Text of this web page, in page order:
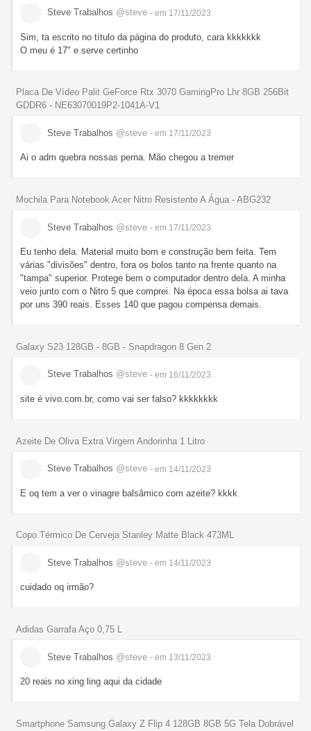
Steve Trabalhos @steve - em 17/11/2023
Sim, ta escrito no título da página do produto, cara kkkkkkk
O meu é 17" e serve certinho
Placa De Vídeo Palit GeForce Rtx 3070 GamingPro Lhr 8GB 256Bit
GDDR6 - NE63070019P2-1041A-V1
Steve Trabalhos @steve - em 17/11/2023
Ai o adm quebra nossas perna. Mão chegou a tremer
Mochila Para Notebook Acer Nitro Resistente A Água - ABG232
Steve Trabalhos @steve - em 17/11/2023
Eu tenho dela. Material muito bom e construção bem feita. Tem
várias "divisões" dentro, fora os bolos tanto na frente quanto na
"tampa" superior. Protege bem o computador dentro dela. A minha
veio junto com o Nitro 5 que comprei. Na época essa bolsa ai tava
por uns 390 reais. Esses 140 que pagou compensa demais.
Galaxy S23 128GB - 8GB - Snapdragon 8 Gen 2
Steve Trabalhos @steve - em 16/11/2023
site é vivo.com.br, como vai ser falso? kkkkkkkk
Azeite De Oliva Extra Virgem Andorinha 1 Litro
Steve Trabalhos @steve - em 14/11/2023
E oq tem a ver o vinagre balsâmico com azeite? kkkk
Copo Térmico De Cerveja Stanley Matte Black 473ML
Steve Trabalhos @steve - em 14/11/2023
cuidado oq irmão?
Adidas Garrafa Aço 0,75 L
Steve Trabalhos @steve - em 13/11/2023
20 reais no xing ling aqui da cidade
Smartphone Samsung Galaxy Z Flip 4 128GB 8GB 5G Tela Dobrável